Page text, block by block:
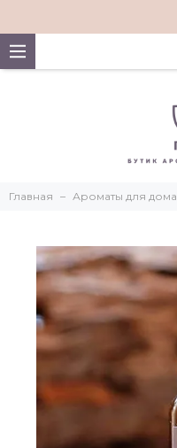
Главная Ароматы для дома